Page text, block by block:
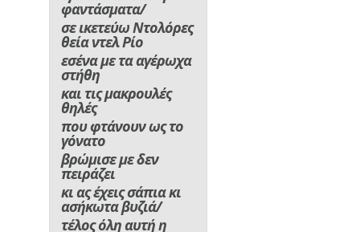
φαντάσματα/
σε ικετεύω Ντολόρες
θεία ντελ Ρίο
εσένα με τα αγέρωχα
στήθη
και τις μακρουλές
θηλές
που φτάνουν ως το
γόνατο
βρώμισε με δεν
πειράζει
κι ας έχεις σάπια κι
ασήκωτα βυζιά/
τέλος όλη αυτή η